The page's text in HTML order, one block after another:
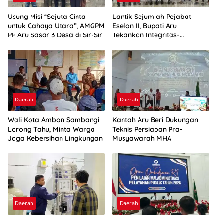
Usung Misi “Sejuta Cinta
untuk Cahaya Utara”, AMGPM
PP Aru Sasar 3 Desa di Sir-Sir
Lantik Sejumlah Pejabat
Eselon II, Bupati Aru
Tekankan Integritas-
Daerah
Wali Kota Ambon Sambangi
Lorong Tahu, Minta Warga
Jaga Kebersihan Lingkungan
Daerah
Kantah Aru Beri Dukungan
Teknis Persiapan Pra-
Musyawarah MHA
Daerah Daerah